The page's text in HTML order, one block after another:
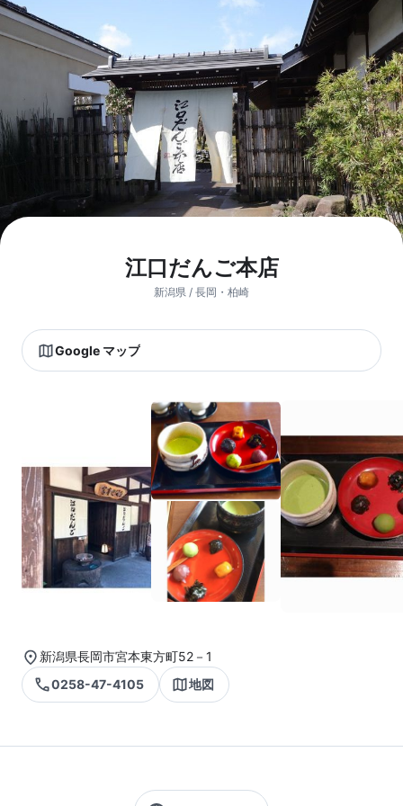
江口だんご本店
新潟県 / 長岡・柏崎
Google マップ
新潟県長岡市宮本東方町52－1
0258-47-4105
地図